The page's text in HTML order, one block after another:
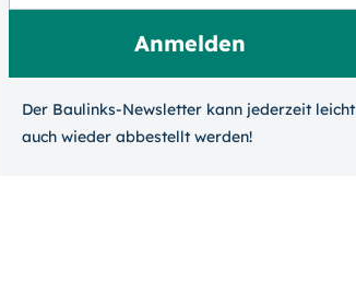
Der Baulinks-Newsletter kann jeder­zeit leicht
auch wieder ab­bestellt werden!